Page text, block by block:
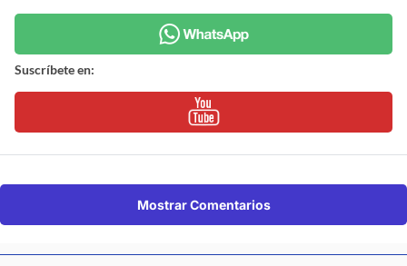
Suscríbete en:
Mostrar Comentarios